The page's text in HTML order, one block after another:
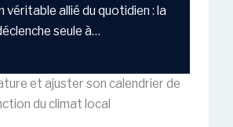
véritable allié du quotidien : la
seule à…
et ajuster son calendrier de
du climat local